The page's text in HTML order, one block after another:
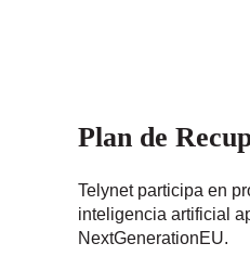
Plan de
Telynet participa en
inteligencia artificial
NextGenerationEU.